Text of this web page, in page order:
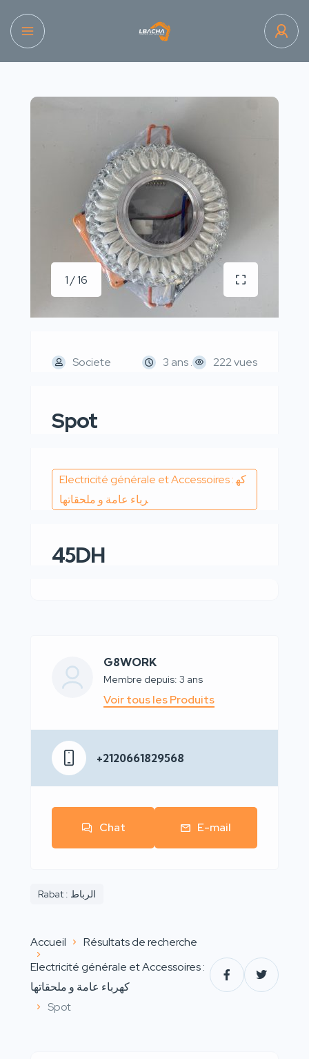
1 / 16
Societe 3 ans . 222 vues
Spot
Electricité générale et Accessoires : كه
رباء عامة و ملحقاتها
45DH
G8WORK
Membre depuis: 3 ans
Voir tous les Produits
+2120661829568
Chat E-mail
Rabat : الرباط
Accueil
Résultats de recherche
Electricité générale et Accessoires :
كهرباء عامة و ملحقاتها
Spot